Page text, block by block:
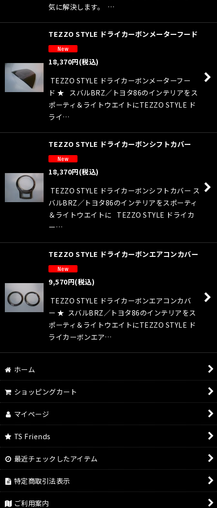
気に解決します。 …
TEZZO STYLE ドライカーボンメーターフード
18,370円(税込)
TEZZO STYLE ドライカーボンメーターフー
ド ★ スバルBRZ／トヨタ86のインテリアをス
ポーティ＆ライトウエイトにTEZZO STYLE ド
ライ…
TEZZO STYLE ドライカーボンシフトカバー
18,370円(税込)
TEZZO STYLE ドライカーボンシフトカバー ス
バルBRZ／トヨタ86のインテリアをスポーティ
＆ライトウエイトに TEZZO STYLE ドライカ
ー…
TEZZO STYLE ドライカーボンエアコンカバー
9,570円(税込)
TEZZO STYLE ドライカーボンエアコンカバ
ー ★ スバルBRZ／トヨタ86のインテリアをス
ポーティ＆ライトウエイトにTEZZO STYLE ド
ライカーボンエア…
ホーム
ショッピングカート
マイページ
TS Friends
最近チェックしたアイテム
特定商取引法表示
ご利用案内